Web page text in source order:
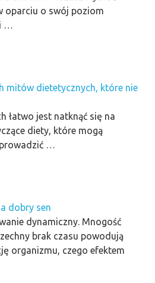
oparciu o swój poziom
…
mitów dietetycznych, które nie
łatwo jest natknąć się na
diety, które mogą
…
dobry sen
dynamiczny. Mnogość
brak czasu powodują
organizmu, czego efektem